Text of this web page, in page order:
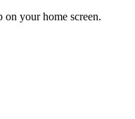
your home screen.